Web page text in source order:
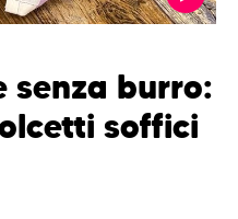
senza burro:
soffici